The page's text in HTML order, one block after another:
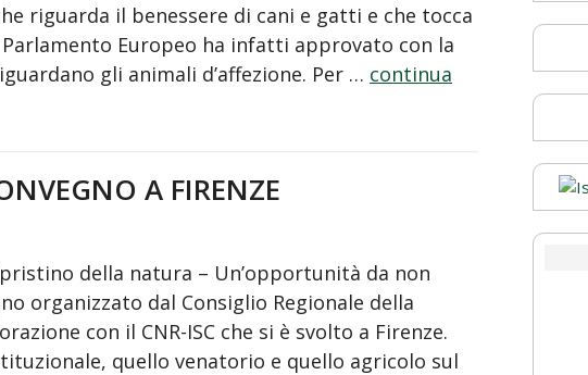
riguarda il benessere di cani e gatti e che tocca
Europeo ha infatti approvato con la
gli animali d’affezione. Per … continua
A FIRENZE
della natura – Un’opportunità da non
organizzato dal Consiglio Regionale della
con il CNR-ISC che si è svolto a Firenze.
quello venatorio e quello agricolo sul